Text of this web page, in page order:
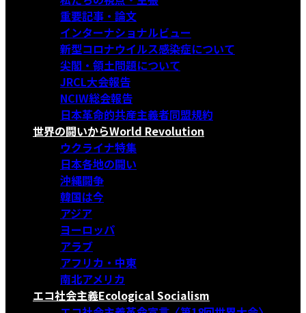
重要記事・論文
インターナショナルビュー
新型コロナウイルス感染症について
尖閣・領土問題について
JRCL大会報告
NCIW総会報告
日本革命的共産主義者同盟規約
世界の闘いからWorld Revolution
ウクライナ特集
日本各地の闘い
沖縄闘争
韓国は今
アジア
ヨーロッパ
アラブ
アフリカ・中東
南北アメリカ
エコ社会主義Ecological Socialism